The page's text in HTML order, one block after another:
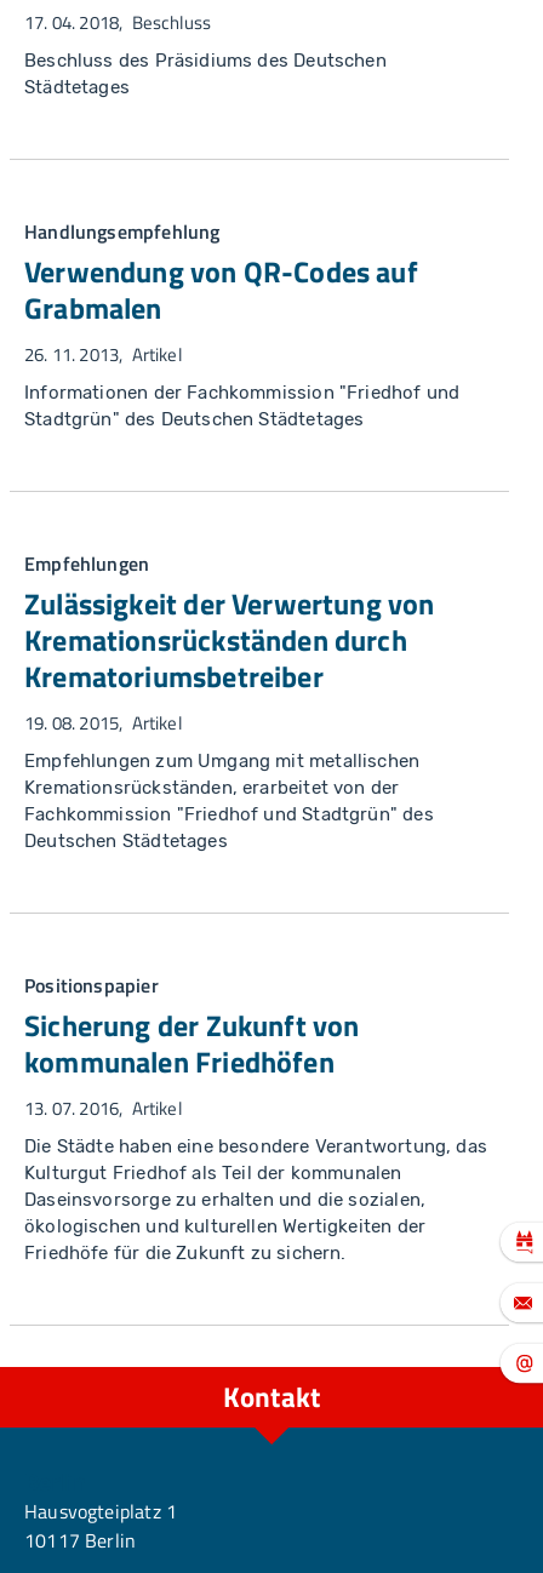
17. 04. 2018 Beschluss
Beschluss des Präsidiums des Deutschen
Städtetages
Handlungsempfehlung
Verwendung von QR-Codes auf
Grabmalen
26. 11. 2013 Artikel
Informationen der Fachkommission "Friedhof und
Stadtgrün" des Deutschen Städtetages
Empfehlungen
Zulässigkeit der Verwertung von
Kremationsrückständen durch
Krematoriumsbetreiber
19. 08. 2015 Artikel
Empfehlungen zum Umgang mit metallischen
Kremationsrückständen, erarbeitet von der
Fachkommission "Friedhof und Stadtgrün" des
Deutschen Städtetages
Positionspapier
Sicherung der Zukunft von
kommunalen Friedhöfen
13. 07. 2016 Artikel
Die Städte haben eine besondere Verantwortung, das
Kulturgut Friedhof als Teil der kommunalen
Daseinsvorsorge zu erhalten und die sozialen,
ökologischen und kulturellen Wertigkeiten der
Friedhöfe für die Zukunft zu sichern.
Kontakt
Hausvogteiplatz 1
10117 Berlin